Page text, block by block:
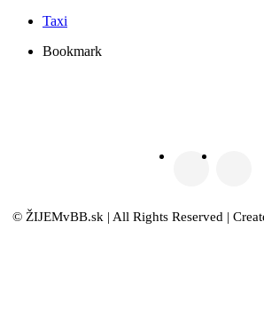
Taxi
Bookmark
© ŽIJEMvBB.sk | All Rights Reserved |